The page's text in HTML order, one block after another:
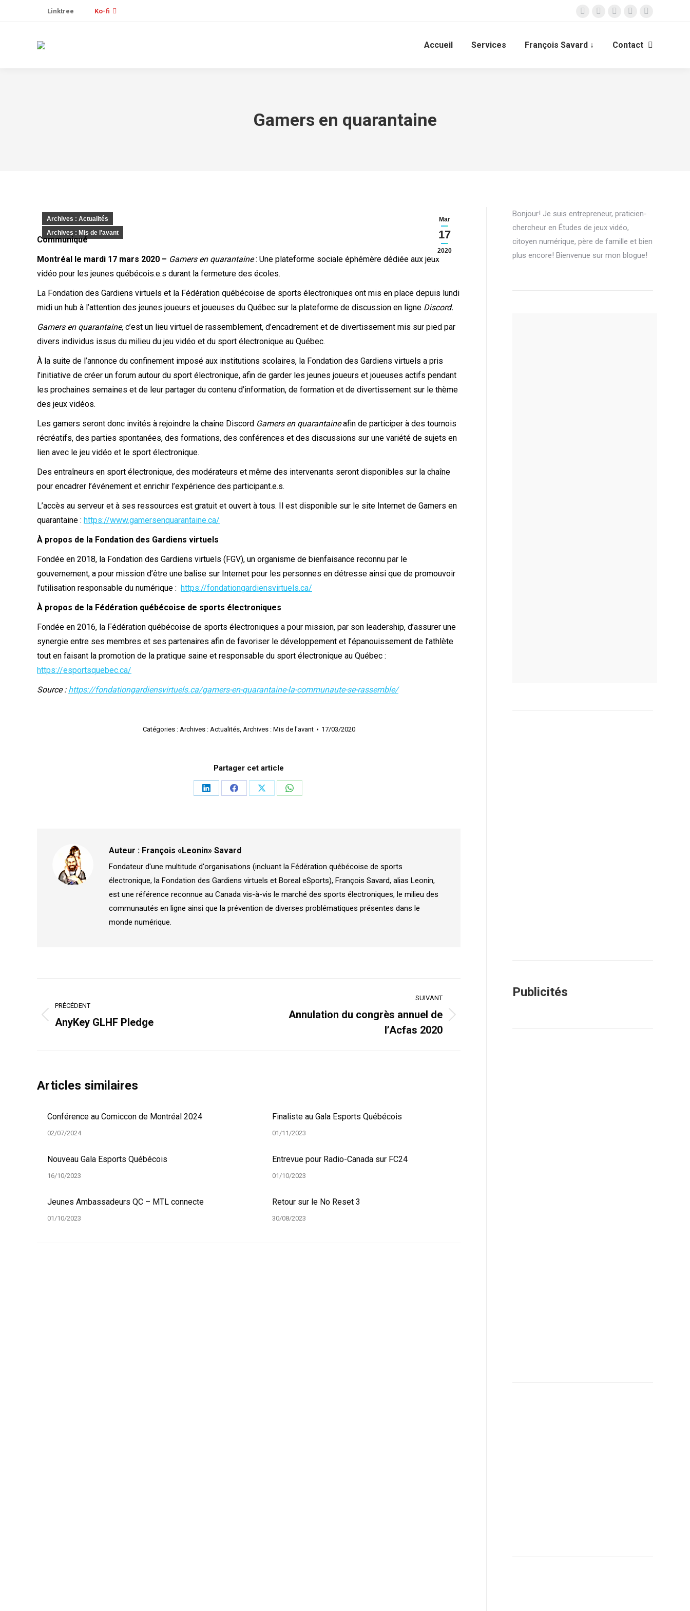
Linktree Ko-fi
LinkedIn
opens
Facebook
opens
ResearchGate
opens
Instagram
opens
X
opens
Accueil Services François Savard ↓ Contact Recherche
Gamers en quarantaine
Mar
17
2020
Archives : Actualités
Archives : Mis de l'avant
Communiqué
Montréal le mardi 17 mars 2020 – Gamers en quarantaine: Une plateforme sociale éphémère dédiée aux jeux
vidéo pour les jeunes québécois.e.s durant la fermeture des écoles.
La Fondation des Gardiens virtuels et la Fédération québécoise de sports électroniques ont mis en place depuis lundi
midi un hub à l’attention des jeunes joueurs et joueuses du Québec sur la plateforme de discussion en ligne Discord.
Gamers en quarantaine, c’est un lieu virtuel de rassemblement, d’encadrement et de divertissement mis sur pied par
divers individus issus du milieu du jeu vidéo et du sport électronique au Québec.
À la suite de l’annonce du confinement imposé aux institutions scolaires, la Fondation des Gardiens virtuels a pris
l’initiative de créer un forum autour du sport électronique, afin de garder les jeunes joueurs et joueuses actifs pendant
les prochaines semaines et de leur partager du contenu d’information, de formation et de divertissement sur le thème
des jeux vidéos.
Les gamers seront donc invités à rejoindre la chaîne Discord Gamers en quarantaineafin de participer à des tournois
récréatifs, des parties spontanées, des formations, des conférences et des discussions sur une variété de sujets en
lien avec le jeu vidéo et le sport électronique.
Des entraîneurs en sport électronique, des modérateurs et même des intervenants seront disponibles sur la chaîne
pour encadrer l’événement et enrichir l’expérience des participant.e.s.
L’accès au serveur et à ses ressources est gratuit et ouvert à tous. Il est disponible sur le site Internet de Gamers en
quarantaine : https://www.gamersenquarantaine.ca/
À propos de la Fondation des Gardiens virtuels
Fondée en 2018, la Fondation des Gardiens virtuels (FGV), un organisme de bienfaisance reconnu par le
gouvernement, a pour mission d’être une balise sur Internet pour les personnes en détresse ainsi que de promouvoir
l’utilisation responsable du numérique : https://fondationgardiensvirtuels.ca/
À propos de la Fédération québécoise de sports électroniques
Fondée en 2016, la Fédération québécoise de sports électroniques a pour mission, par son leadership, d’assurer une
synergie entre ses membres et ses partenaires afin de favoriser le développement et l’épanouissement de l’athlète
tout en faisant la promotion de la pratique saine et responsable du sport électronique au Québec :
https://esportsquebec.ca/
Source : https://fondationgardiensvirtuels.ca/gamers-en-quarantaine-la-communaute-se-rassemble/
Catégories : Archives : Actualités, Archives : Mis de l'avant 17/03/2020
Partager cet article
PartagerPartagerPartagerPartager
Auteur : François «Leonin» Savard
Fondateur d'une multitude d'organisations (incluant la Fédération québécoise de sports
électronique, la Fondation des Gardiens virtuels et Boreal eSports), François Savard, alias Leonin,
est une référence reconnue au Canada vis-à-vis le marché des sports électroniques, le milieu des
communautés en ligne ainsi que la prévention de diverses problématiques présentes dans le
monde numérique.
article
PRÉCÉDENT
Article
AnyKey GLHF Pledge
SUIVANT
Annulation du congrès annuel de
l’Acfas 2020
Articles similaires
Conférence au Comiccon de Montréal 2024
02/07/2024
Finaliste au Gala Esports Québécois
01/11/2023
Nouveau Gala Esports Québécois
16/10/2023
Entrevue pour Radio-Canada sur FC24
01/10/2023
Jeunes Ambassadeurs QC – MTL connecte
01/10/2023
Retour sur le No Reset 3
30/08/2023
Bonjour! Je suis entrepreneur, praticien-
chercheur en Études de jeux vidéo,
citoyen numérique, père de famille et bien
plus encore! Bienvenue sur mon blogue!
Publicités